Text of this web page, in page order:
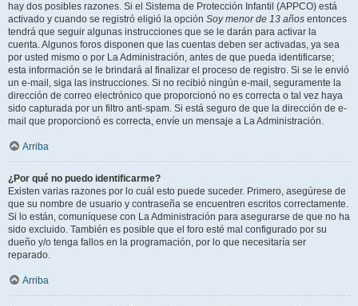
hay dos posibles razones. Si el Sistema de Protección Infantil (APPCO) está
activado y cuando se registró eligió la opción Soy menor de 13 años entonces
tendrá que seguir algunas instrucciones que se le darán para activar la
cuenta. Algunos foros disponen que las cuentas deben ser activadas, ya sea
por usted mismo o por La Administración, antes de que pueda identificarse;
esta información se le brindará al finalizar el proceso de registro. Si se le envió
un e-mail, siga las instrucciones. Si no recibió ningún e-mail, seguramente la
dirección de correo electrónico que proporcionó no es correcta o tal vez haya
sido capturada por un filtro anti-spam. Si está seguro de que la dirección de e-
mail que proporcionó es correcta, envíe un mensaje a La Administración.
Arriba
¿Por qué no puedo identificarme?
Existen varias razones por lo cuál esto puede suceder. Primero, asegúrese de
que su nombre de usuario y contraseña se encuentren escritos correctamente.
Si lo están, comuníquese con La Administración para asegurarse de que no ha
sido excluido. También es posible que el foro esté mal configurado por su
dueño y/o tenga fallos en la programación, por lo que necesitaría ser
reparado.
Arriba